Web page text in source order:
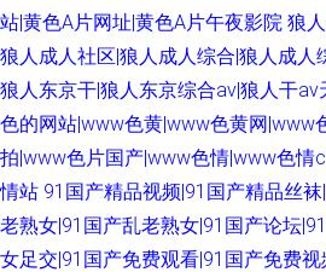
站|黄色A片网址|黄色A片午夜影院 狼
狼人成人社区|狼人成人综合|狼人成人
狼人东京干|狼人东京综合av|狼人干
色的网站|www色黄|www色黄网|www
拍|www色片国产|www色情|www色情
情站 91国产精品视频|91国产精品丝
老熟女|91国产乱老熟女|91国产论坛
女足交|91国产免费观看|91国产免费视